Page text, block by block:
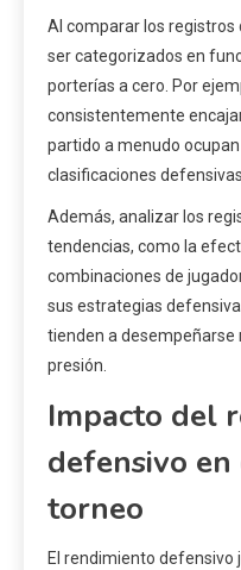
Al comparar los registros
ser categorizados en
porterías a cero. Por
consistentemente
partido a menudo
clasificaciones
Además, analizar los
tendencias, como la
combinaciones de
sus estrategias
tienden a
presión.
Impacto del
defensivo
torneo
El rendimiento defensivo